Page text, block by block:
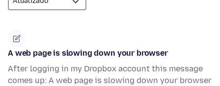
A web page is slowing down your browser
After logging in my Dropbox account this message
comes up: A web page is slowing down your browser